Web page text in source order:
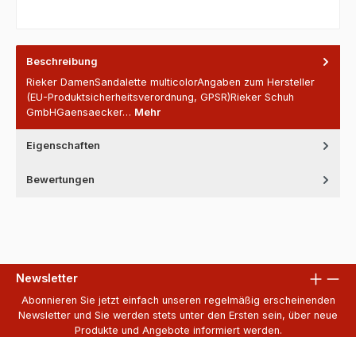
Beschreibung
Rieker DamenSandalette multicolorAngaben zum Hersteller
(EU-Produktsicherheitsverordnung, GPSR)Rieker Schuh
GmbHGaensaecker… Mehr
Eigenschaften
Bewertungen
Newsletter
Abonnieren Sie jetzt einfach unseren regelmäßig erscheinenden
Newsletter und Sie werden stets unter den Ersten sein, über neue
Produkte und Angebote informiert werden.